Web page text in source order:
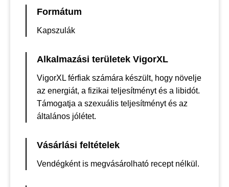
Formátum
Kapszulák
Alkalmazási területek VigorXL
VigorXL férfiak számára készült, hogy növelje
az energiát, a fizikai teljesítményt és a libidót.
Támogatja a szexuális teljesítményt és az
általános jólétet.
Vásárlási feltételek
Vendégként is megvásárolható recept nélkül.